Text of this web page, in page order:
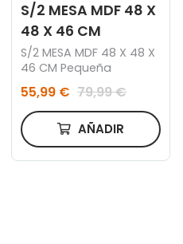
S/2 MESA MDF 48 X
48 X 46 CM
S/2 MESA MDF 48 X 48 X
46 CM Pequeña
55,99 € 79,99 €
AÑADIR